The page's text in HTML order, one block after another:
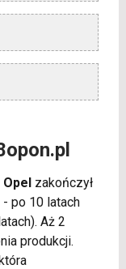
Opelzakończył
po 10 latach
Aż 2
produkcji.